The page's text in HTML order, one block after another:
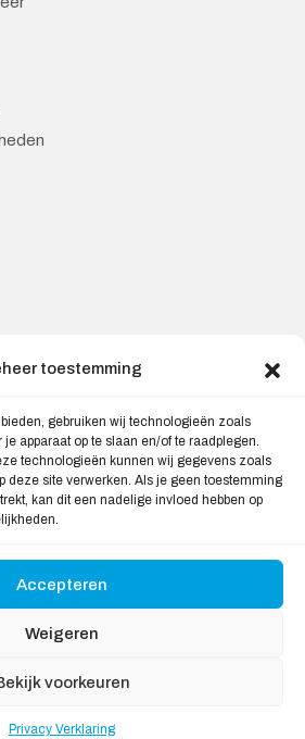
toestemming
gebruiken wij technologieën zoals
apparaat op te slaan en/of te raadplegen.
technologieën kunnen wij gegevens zoals
deze site verwerken. Als je geen toestemming
kan dit een nadelige invloed hebben op
Accepteren
Weigeren
voorkeuren
Privacy Verklaring